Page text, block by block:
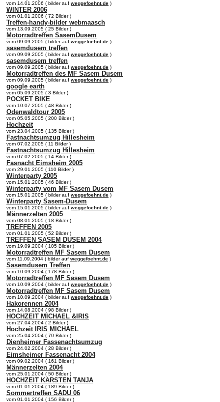
vom 14.01.2006 ( bilder auf weggefoehnt.de )
WINTER 2006
vom 01.01.2006 ( 72 Bilder )
Treffen-handy-bilder webmaasch
vom 13.09.2005 ( 25 Bilder )
Motorradtreffen SasemDusem
vom 09.09.2005 ( bilder auf weggefoehnt.de )
sasemdusem treffen
vom 09.09.2005 ( bilder auf weggefoehnt.de )
sasemdusem treffen
vom 09.09.2005 ( bilder auf weggefoehnt.de )
Motorradtreffen des MF Sasem Dusem
vom 09.09.2005 ( bilder auf weggefoehnt.de )
google earth
vom 05.09.2005 ( 3 Bilder )
POCKET BIKE
vom 10.07.2005 ( 48 Bilder )
Odenwaldtour 2005
vom 05.05.2005 ( 200 Bilder )
Hochzeit
vom 23.04.2005 ( 135 Bilder )
Fastnachtsumzug Hillesheim
vom 07.02.2005 ( 11 Bilder )
Fastnachtsumzug Hillesheim
vom 07.02.2005 ( 14 Bilder )
Fasnacht Eimsheim 2005
vom 29.01.2005 ( 110 Bilder )
Winterparty 2005
vom 15.01.2005 ( 46 Bilder )
Winterparty vom MF Sasem Dusem
vom 15.01.2005 ( bilder auf weggefoehnt.de )
Winterparty Sasem-Dusem
vom 15.01.2005 ( bilder auf weggefoehnt.de )
Männerzelten 2005
vom 08.01.2005 ( 18 Bilder )
TREFFEN 2005
vom 01.01.2005 ( 52 Bilder )
TREFFEN SASEM DUSEM 2004
vom 19.09.2004 ( 105 Bilder )
Motorradtreffen MF Sasem Dusem
vom 11.09.2004 ( bilder auf weggefoehnt.de )
Sasemdusem Treffen
vom 10.09.2004 ( 178 Bilder )
Motorradtreffen MF Sasem Dusem
vom 10.09.2004 ( bilder auf weggefoehnt.de )
Motorradtreffen MF Sasem Dusem
vom 10.09.2004 ( bilder auf weggefoehnt.de )
Hakorennen 2004
vom 14.08.2004 ( 98 Bilder )
HOCHZEIT MICHAEL &IRIS
vom 27.04.2004 ( 2 Bilder )
Hochzeit IRIS MICHAEL
vom 25.04.2004 ( 70 Bilder )
Dienheimer Fassenachtsumzug
vom 24.02.2004 ( 28 Bilder )
Eimsheimer Fassenacht 2004
vom 09.02.2004 ( 161 Bilder )
Männerzelten 2004
vom 25.01.2004 ( 50 Bilder )
HOCHZEIT KARSTEN TANJA
vom 01.01.2004 ( 189 Bilder )
Sommertreffen SADU 06
vom 01.01.2004 ( 156 Bilder )